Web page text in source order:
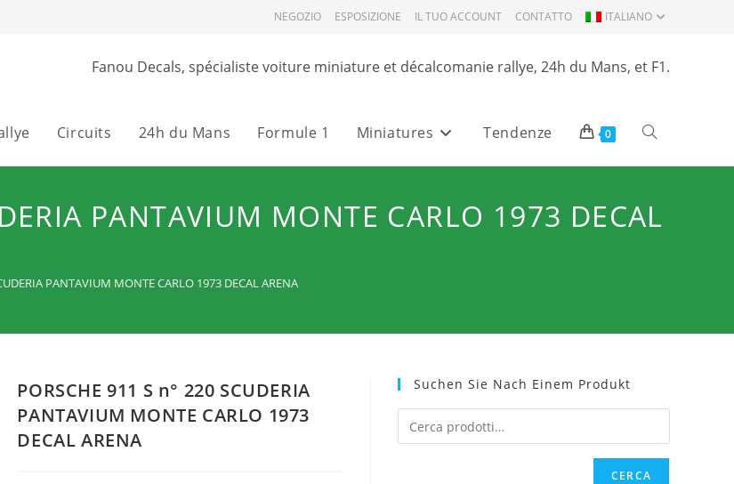
NEGOZIO ESPOSIZIONE IL TUO ACCOUNT CONTATTO ITALIANO
Fanou Decals, spécialiste voiture miniature et décalcomanie rallye, 24h du Mans, et F1.
Circuits 24h du Mans Formule 1 Miniatures Tendenze 0 Attiva/disattiva
web
PANTAVIUM MONTE CARLO 1973 DECAL
PANTAVIUM MONTE CARLO 1973 DECAL ARENA
PORSCHE 911 S n° 220 SCUDERIA
PANTAVIUM MONTE CARLO 1973
DECAL ARENA
Suchen Sie Nach Einem Produkt
CERCA